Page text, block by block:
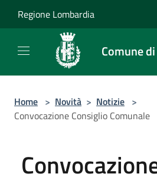
Regione Lombardia
Comune
Home > Novità > Notizie >
Convocazione Consiglio Comunale